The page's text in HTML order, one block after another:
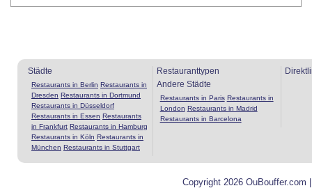
Städte
Restaurants in Berlin Restaurants in
Dresden Restaurants in Dortmund
Restaurants in Düsseldorf
Restaurants in Essen Restaurants
in Frankfurt Restaurants in Hamburg
Restaurants in Köln Restaurants in
München Restaurants in Stuttgart
Restauranttypen
Andere Städte
Restaurants in Paris Restaurants in
London Restaurants in Madrid
Restaurants in Barcelona
Copyright 2026 OuBouffer.com